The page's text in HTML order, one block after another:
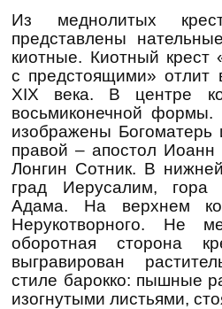
Из меднолитых
представлены
киотные. Киотный крест
с предстоящими» отлит
XIX века. В центре
восьмиконечной
изображены
правой – апостол Иоанн
Лонгин Сотник. В
град Иерусалим, гора
Адама. На верхнем
Нерукотворного. Не
оборотная сторона
выгравирован
стиле барокко: пышные
изогнутыми листьями,